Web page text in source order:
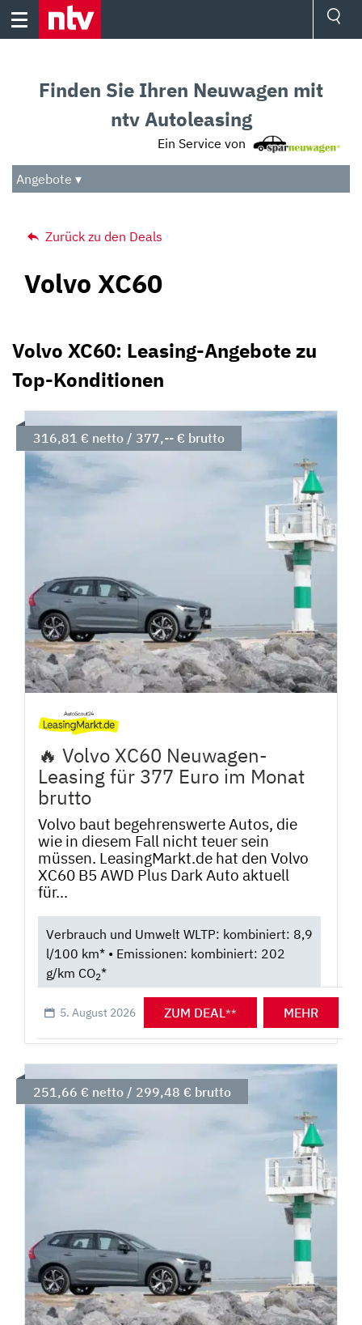
Skip
Audio
Das Beste
Finden Sie Ihren Neuwagen mit
ntv Autoleasing
Ein Service von
Angebote ▾
Zurück zu den Deals
Volvo XC60
Volvo XC60: Leasing-Angebote zu
Top-Konditionen
🔥 Volvo XC60 Neuwagen-
Leasing für 377 Euro im Monat
brutto
Volvo baut begehrenswerte Autos, die
wie in diesem Fall nicht teuer sein
müssen. LeasingMarkt.de hat den Volvo
XC60 B5 AWD Plus Dark Auto aktuell
für...
Verbrauch und Umwelt WLTP: kombiniert: 8,9
l/100 km* • Emissionen: kombiniert: 202
g/km CO2*
5. August 2026 ZUM DEAL** MEHR
316,81 € netto / 377,-- € brutto
251,66 € netto / 299,48 € brutto